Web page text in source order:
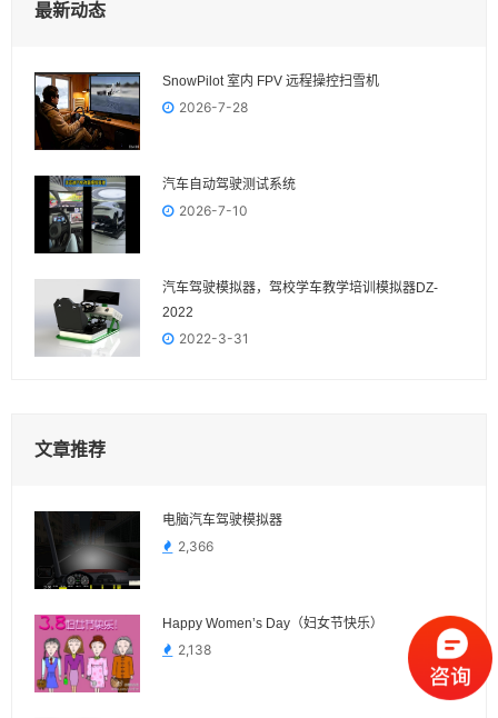
最新动态
SnowPilot 室内 FPV 远程操控扫雪机
2026-7-28
汽车自动驾驶测试系统
2026-7-10
汽车驾驶模拟器，驾校学车教学培训模拟器DZ-
2022
2022-3-31
文章推荐
电脑汽车驾驶模拟器
2,366
Happy Women’s Day（妇女节快乐）
2,138